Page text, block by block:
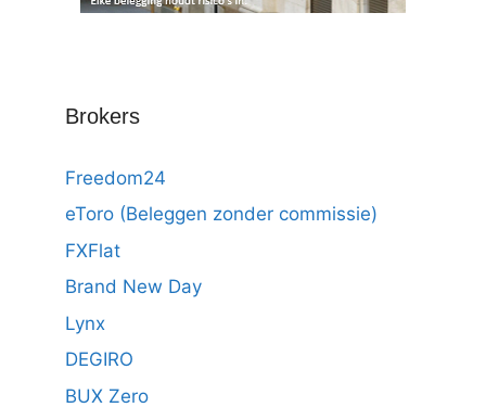
Brokers
Freedom24
eToro (Beleggen zonder commissie)
FXFlat
Brand New Day
Lynx
DEGIRO
BUX Zero